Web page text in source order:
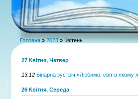
Головна»2023 » Квітень
27 Квітня, Четвер
13:12 Бінарна зустріч «Любимо, світ в якому
26 Квітня, Середа